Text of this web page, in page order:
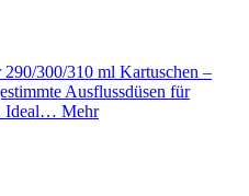
290/300/310 ml Kartuschen –
Ausflussdüsen für
Ideal… Mehr